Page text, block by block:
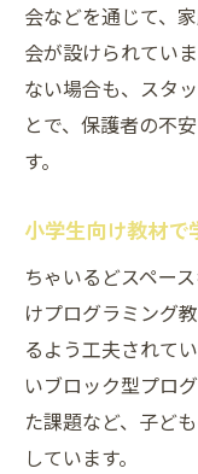
会などを通じて、
会が設けられてい
ない場合も、スタ
とで、保護者の不
す。
小学生向け教材で
ちゃいるどスペー
けプログラミング
るよう工夫されて
いブロック型プロ
た課題など、子ど
しています。